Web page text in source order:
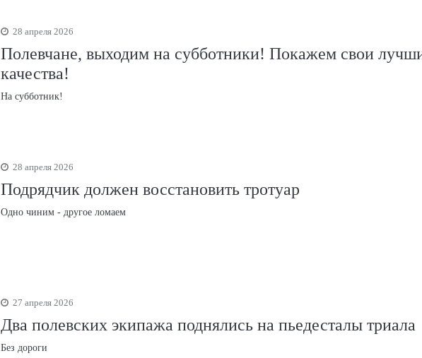
28 апреля 2026
Полевчане, выходим на субботники! Покажем свои
качества!
На субботник!
28 апреля 2026
Подрядчик должен восстановить тротуар
Одно чиним - другое ломаем
27 апреля 2026
Два полевских экипажа поднялись на пьедесталы триала
Без дороги